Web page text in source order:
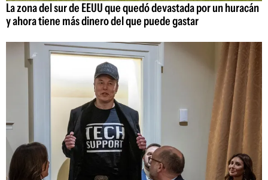
La zona del sur de EEUU que quedó devastada por un huracán
y ahora tiene más dinero del que puede gastar